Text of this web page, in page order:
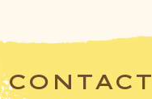
CONTACT